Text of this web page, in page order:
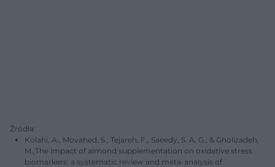
Źródła:
Kolahi, A., Movahed, S., Tejareh, F., Saeedy, S. A. G., & Gholizadeh,
M.,The impact of almond supplementation on oxidative stress
biomarkers: a systematic review and meta-analysis of